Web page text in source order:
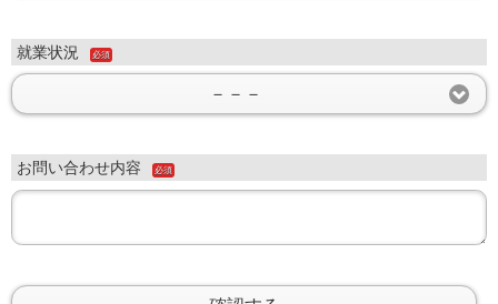
就業状況 必須
－－－
お問い合わせ内容 必須